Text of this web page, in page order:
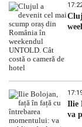
Ilie
va